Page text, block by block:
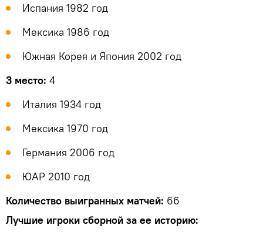
Испания 1982 год
Мексика 1986 год
Южная Корея и Япония 2002 год
3 место: 4
Италия 1934 год
Мексика 1970 год
Германия 2006 год
ЮАР 2010 год
Количество выигранных матчей: 66
Лучшие игроки сборной за ее историю: